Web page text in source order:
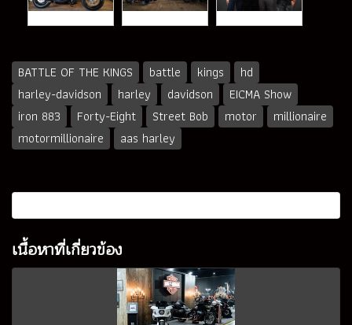
BATTLE OF THE KINGS battle kings
hd
harley-davidson
harley davidson
EICMA Show
iron 883
Forty-Eight Street Bob motor
millionaire
motormillionaire
aas harley
เนื้อหาที่เกี่ยวข้อง